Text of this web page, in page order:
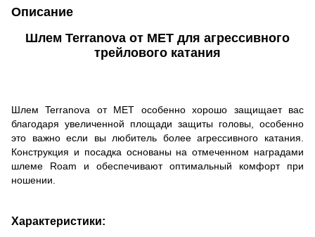
Описание
Шлем Terranova от MET для агрессивного
трейлового катания
Шлем Terranova от MET особенно хорошо защищает вас
благодаря увеличенной площади защиты головы, особенно
это важно если вы любитель более агрессивного катания.
Конструкция и посадка основаны на отмеченном наградами
шлеме Roam и обеспечивают оптимальный комфорт при
ношении.
Характеристики: